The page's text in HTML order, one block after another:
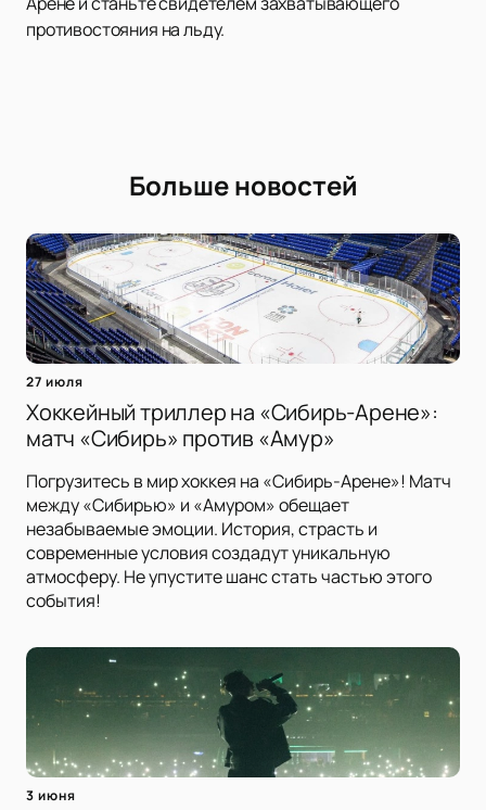
противостояния на льду.
Больше новостей
27 июля
Хоккейный триллер на «Сибирь-Арене»:
матч «Сибирь» против «Амур»
Погрузитесь в мир хоккея на «Сибирь-Арене»! Матч
между «Сибирью» и «Амуром» обещает
незабываемые эмоции. История, страсть и
современные условия создадут уникальную
атмосферу. Не упустите шанс стать частью этого
события!
3 июня